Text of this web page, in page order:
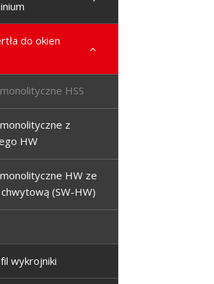
do okien
HSS
z
HW
HW ze
(SW-HW)
wykrojniki